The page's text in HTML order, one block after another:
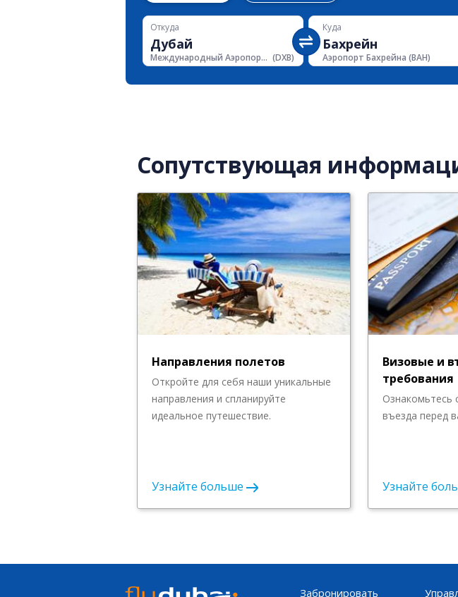
Откуда
Международный Аэропорт Дубая (DXB)
Куда
Аэропорт Бахрейна (BAH)
Сопутствующая
Направления полетов
Откройте для себя наши уникальные
направления и спланируйте
идеальное путешествие.
Узнайте больше
Визовые и
требования
Ознакомьтесь
въезда перед
Узнайте
Забронировать